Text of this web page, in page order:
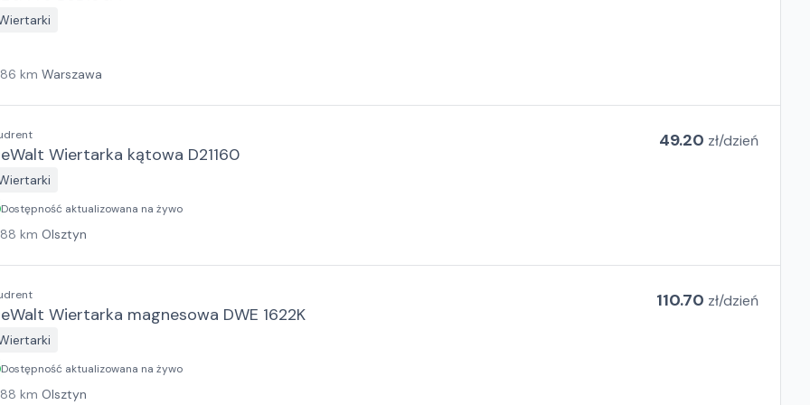
km Warszawa
Wiertarka kątowa D21160
49.20 zł/dzień
Dostępność aktualizowana na żywo
km Olsztyn
Wiertarka magnesowa DWE 1622K
110.70 zł/dzień
Dostępność aktualizowana na żywo
km Olsztyn